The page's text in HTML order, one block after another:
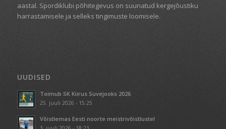
aastal. Spordiklubi põhitegevus on suunatud kergejõustiku
harrastamisele ja selleks tingimuste loomisele.
UUDISED
Toimub SK Kiirus Suvejooks 2026
25. juuli 2026 - 15:25
Võistlemas Eesti noorte meistrivõistlustel